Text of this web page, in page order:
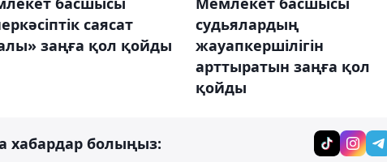
саясат
заңға қол қойды
судьялардың
жауапкершілігін
арттыратын заңға қол
қойды
хабардар болыңыз: